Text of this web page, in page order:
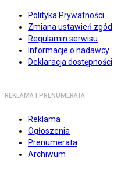
Polityka Prywatności
Zmiana ustawień zgód
Regulamin serwisu
Informacje o nadawcy
Deklaracja dostępności
REKLAMA I PRENUMERATA
Reklama
Ogłoszenia
Prenumerata
Archiwum